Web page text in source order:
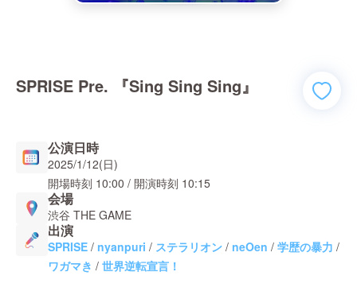
SPRISE Pre. 『Sing Sing Sing』
公演日時
2025/1/12(日)
開場時刻 10:00 / 開演時刻 10:15
会場
渋谷 THE GAME
出演
SPRISE / nyanpuri / ステラリオン / neOen / 学歴の暴力 /
ワガマき / 世界逆転宣言！